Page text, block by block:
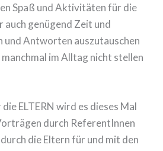
Spaß und Aktivitäten für die
auch genügend Zeit und
und Antworten auszutauschen
manchmal im Alltag nicht stellen
ELTERN wird es dieses Mal
durch ReferentInnen
die Eltern für und mit den